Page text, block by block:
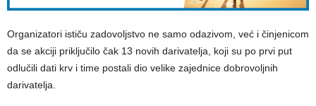
Organizatori ističu zadovoljstvo ne samo odazivom, već i činjenicom
da se akciji priključilo čak 13 novih darivatelja, koji su po prvi put
odlučili dati krv i time postali dio velike zajednice dobrovoljnih
darivatelja.